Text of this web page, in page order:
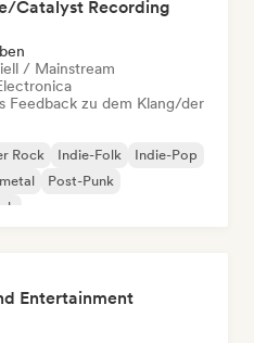
Catalyst Recording
/ Mainstream
Feedback zu dem Klang/der
Rock Indie-Folk
Indie-Pop
Post-Punk
Entertainment